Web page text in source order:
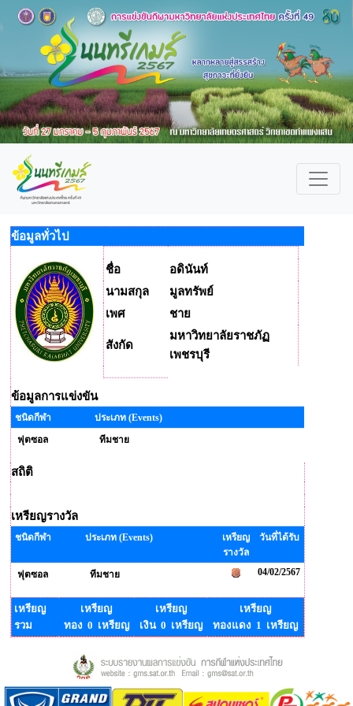
ข้อมูลทั่วไป
ชื่อ
อดินันท์
นามสกุล
มูลทรัพย์
เพศ
ชาย
สังกัด
มหาวิทยาลัยราชภัฏ
เพชรบุรี
ข้อมูลการแข่งขัน
ชนิดกีฬา
ประเภท (Events)
ฟุตซอล
ทีมชาย
สถิติ
เหรียญรางวัล
ชนิดกีฬา ประเภท (Events)
เหรียญ
รางวัล
วันที่ได้รับ
ฟุตซอล ทีมชาย 04/02/2567
เหรียญ
รวม
เหรียญ
ทอง 0 เหรียญ
เหรียญ
เงิน 0 เหรียญ
เหรียญ
ทองแดง 1 เหรียญ